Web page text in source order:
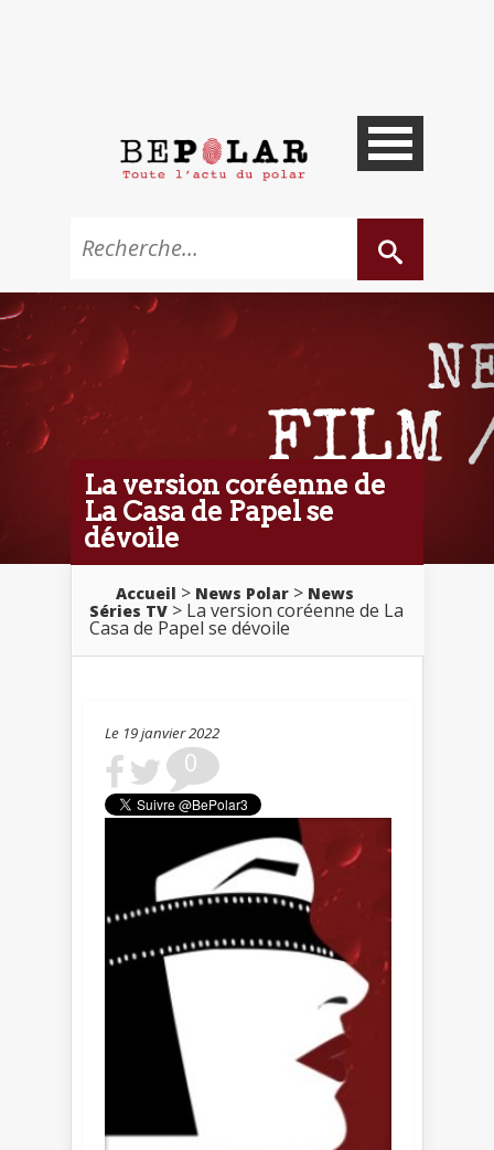
La version coréenne de
La Casa de Papel se
dévoile
Accueil > News Polar > News
Séries TV > La version coréenne de La
Casa de Papel se dévoile
Le 19 janvier 2022
0